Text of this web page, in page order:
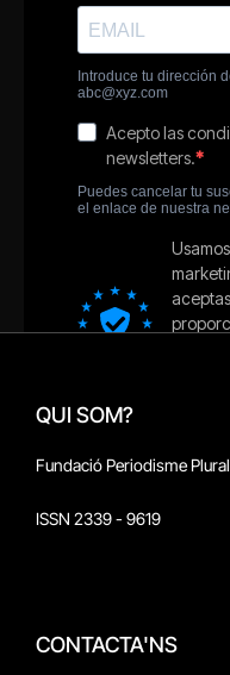
QUI SOM?
Fundació Periodisme Plural
ISSN 2339 - 9619
CONTACTA'NS